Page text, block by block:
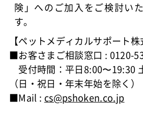
険」へのご加入をご検討い
す。
【ペットメディカルサポート株
■お客さまご相談窓口 : 0120-
受付時間：平日8:00〜19:30
（日・祝日・年末年始を除く）
■Mail : cs@pshoken.co.jp